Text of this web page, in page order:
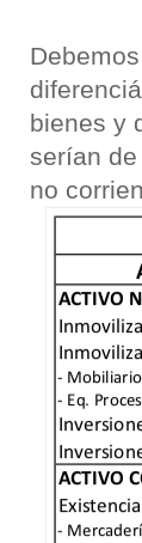
bienes y
serían de
no